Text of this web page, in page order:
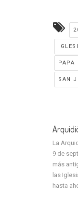
PAPA
SAN
La
9 de
más
las
hasta